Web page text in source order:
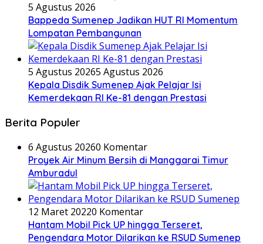
5 Agustus 2026
Bappeda Sumenep Jadikan HUT RI Momentum
Lompatan Pembangunan
5 Agustus 20265 Agustus 2026
Kepala Disdik Sumenep Ajak Pelajar Isi
Kemerdekaan RI Ke-81 dengan Prestasi
Berita Populer
6 Agustus 20260 Komentar
Proyek Air Minum Bersih di Manggarai Timur
Amburadul
12 Maret 20220 Komentar
Hantam Mobil Pick UP hingga Terseret,
Pengendara Motor Dilarikan ke RSUD Sumenep